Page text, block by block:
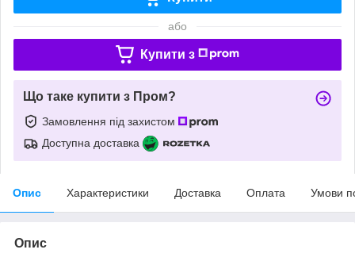
або
Купити з
Що таке купити з Пром?
Замовлення під захистом
Доступна доставка
Опис Характеристики Доставка Оплата Умови
Опис